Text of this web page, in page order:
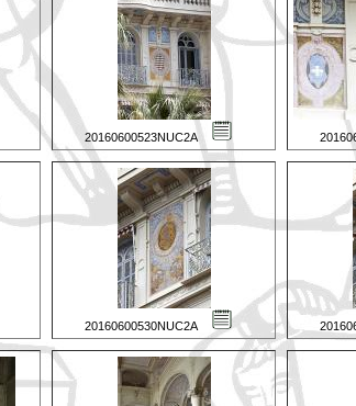
20160600523NUC2A
20160600530NUC2A